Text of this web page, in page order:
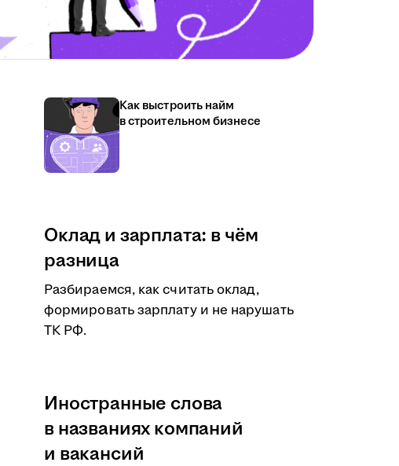
Как выстроить найм
в строительном бизнесе
Оклад и зарплата: в чём
разница
Разбираемся, как считать оклад,
формировать зарплату и не нарушать
ТК РФ.
Иностранные слова
в названиях компаний
и вакансий